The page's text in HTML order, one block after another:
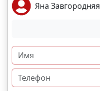
Яна Завгородняя